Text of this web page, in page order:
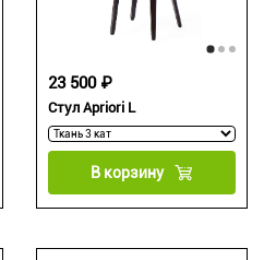
Стул Apriori L
23 500 ₽
В корзину